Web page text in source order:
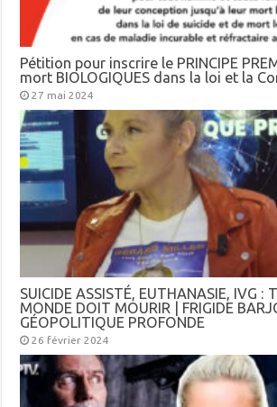
Pétition pour inscrire le PRINCIPE
mort BIOLOGIQUES dans la loi et la
27 mai 2024
SUICIDE ASSISTÉ, EUTHANASIE, IVG :
MONDE DOIT MOURIR | FRIGIDE
GÉOPOLITIQUE PROFONDE
26 février 2024